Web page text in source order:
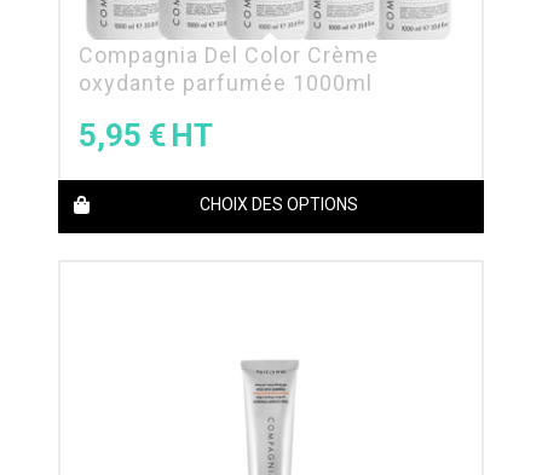
Compagnia Del Color Crème
oxydante parfumée 1000ml
5,95 €
CHOIX DES OPTIONS